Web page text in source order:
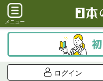
メニュー
ログイン